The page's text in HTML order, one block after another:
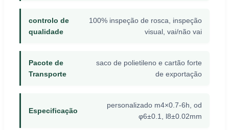
controlo de
qualidade
100% inspeção de rosca, inspeção
visual, vai/não vai
Pacote de
Transporte
saco de polietileno e cartão forte
de exportação
Especificação
personalizado m4×0.7-6h, od
φ6±0.1, l8±0.02mm